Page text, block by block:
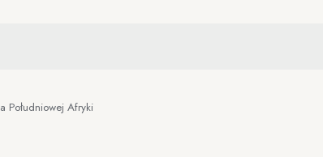
Południowej Afryki